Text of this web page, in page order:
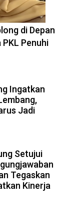
di Depan
Penuhi
Ingatkan
Jadi
Setujui
Tegaskan
Kinerja